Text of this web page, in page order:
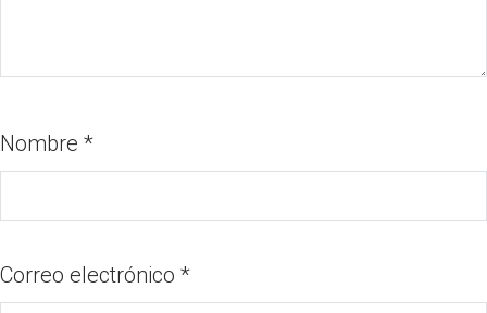
Nombre *
Correo electrónico *